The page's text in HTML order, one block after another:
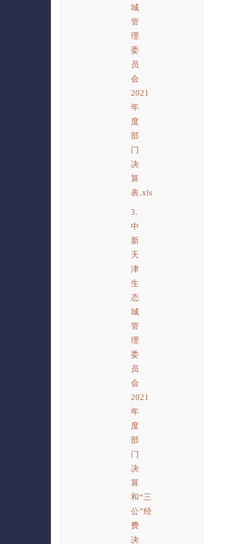
城
管
理
委
员
会
2021
年
度
部
门
决
算
表.xls
3.
中
新
天
津
生
态
城
管
理
委
员
会
2021
年
度
部
门
决
算
和“三
公”经
费
决